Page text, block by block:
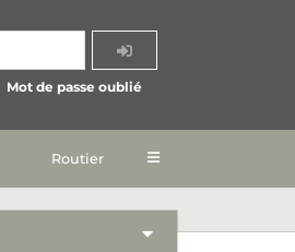
Mot de passe oublié
Routier